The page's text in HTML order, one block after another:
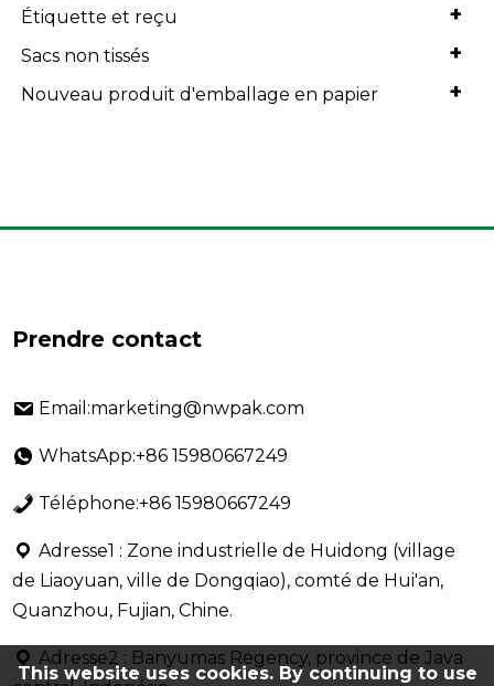
+
Étiquette et reçu
+
Sacs non tissés
+
Nouveau produit d'emballage en papier
Prendre contact
Email:marketing@nwpak.com
WhatsApp:+86 15980667249
Téléphone:+86 15980667249
Adresse1 : Zone industrielle de Huidong (village
de Liaoyuan, ville de Dongqiao), comté de Hui'an,
Quanzhou, Fujian, Chine.
Adresse2 : Banyumas Regency, province de Java
This website uses cookies. By continuing to use